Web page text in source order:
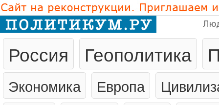
Россия Геополитика
Экономика Европа